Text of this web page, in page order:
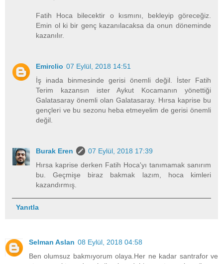
Fatih Hoca bilecektir o kısmını, bekleyip göreceğiz.
Emin ol ki bir genç kazanılacaksa da onun döneminde
kazanılır.
Emirclio 07 Eylül, 2018 14:51
İş inada binmesinde gerisi önemli değil. İster Fatih
Terim kazansın ister Aykut Kocamanın yönettiği
Galatasaray önemli olan Galatasaray. Hırsa kaprise bu
gençleri ve bu sezonu heba etmeyelim de gerisi önemli
değil.
Burak Eren
07 Eylül, 2018 17:39
Hırsa kaprise derken Fatih Hoca'yı tanımamak sanırım
bu. Geçmişe biraz bakmak lazım, hoca kimleri
kazandırmış.
Yanıtla
Selman Aslan 08 Eylül, 2018 04:58
Ben olumsuz bakmıyorum olaya.Her ne kadar santrafor ve